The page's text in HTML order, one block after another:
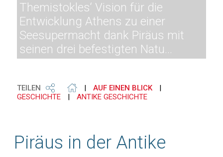
Themistokles‘ Vision für die
Entwicklung Athens zu einer
Seesupermacht dank Piräus mit
seinen drei befestigten Natu...
TEILEN | AUF EINEN BLICK
|
GESCHICHTE
| ANTIKE GESCHICHTE
Piräus in der Antike